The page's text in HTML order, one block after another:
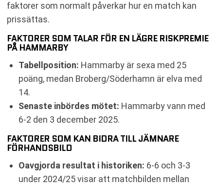
faktorer som normalt påverkar hur en match kan
prissättas.
FAKTORER SOM TALAR FÖR EN LÄGRE RISKPREMIE
PÅ HAMMARBY
Tabellposition: Hammarby är sexa med 25
poäng, medan Broberg/Söderhamn är elva med
14.
Senaste inbördes mötet: Hammarby vann med
6-2 den 3 december 2025.
FAKTORER SOM KAN BIDRA TILL JÄMNARE
FÖRHANDSBILD
Oavgjorda resultat i historiken: 6-6 och 3-3
under 2024/25 visar att matchbilden mellan